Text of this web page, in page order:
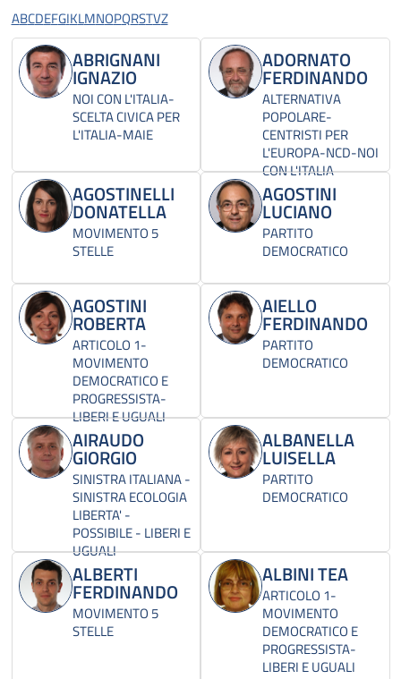
ABCDEFGIKLMNOPQRSTVZ
ABRIGNANI
IGNAZIO
NOI CON L'ITALIA-
SCELTA CIVICA PER
L'ITALIA-MAIE
ADORNATO
FERDINANDO
ALTERNATIVA
POPOLARE-
CENTRISTI PER
L'EUROPA-NCD-NOI
CON L'ITALIA
AGOSTINELLI
DONATELLA
MOVIMENTO 5
STELLE
AGOSTINI
LUCIANO
PARTITO
DEMOCRATICO
AGOSTINI
ROBERTA
ARTICOLO 1-
MOVIMENTO
DEMOCRATICO E
PROGRESSISTA-
LIBERI E UGUALI
AIELLO
FERDINANDO
PARTITO
DEMOCRATICO
AIRAUDO
GIORGIO
SINISTRA ITALIANA -
SINISTRA ECOLOGIA
LIBERTA' -
POSSIBILE - LIBERI E
UGUALI
ALBANELLA
LUISELLA
PARTITO
DEMOCRATICO
ALBERTI
FERDINANDO
MOVIMENTO 5
STELLE
ALBINI TEA
ARTICOLO 1-
MOVIMENTO
DEMOCRATICO E
PROGRESSISTA-
LIBERI E UGUALI